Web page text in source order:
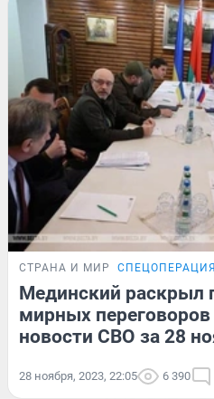
СТРАНА И МИР
Мединский раскрыл
мирных переговоров
новости СВО за 28
28 ноября, 2023, 22:05 6 390